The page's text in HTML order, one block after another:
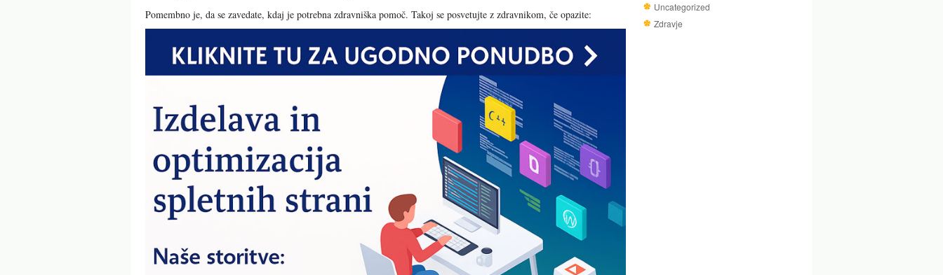
Pomembno je, da se zavedate, kdaj je potrebna zdravniška pomoč. Takoj se posvetujte z zdravnikom, če opazite:
Uncategorized
Zdravje